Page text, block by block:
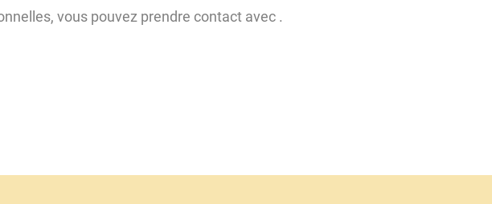
vous pouvez prendre contact avec .